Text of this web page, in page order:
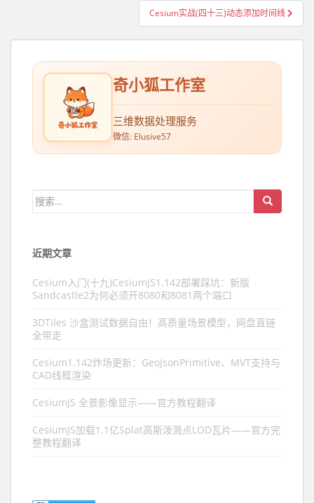
Cesium实战(四十三)动态添加时间线
奇小狐工作室
三维数据处理服务
微信: Elusive57
搜索：
近期文章
Cesium入门(十九)CesiumJS1.142部署踩坑：新版
Sandcastle2为何必须开8080和8081两个端口
3DTiles 沙盒测试数据自由！高质量场景模型，网盘直链
全带走
Cesium1.142炸场更新：GeoJsonPrimitive、MVT支持与
CAD线框渲染
CesiumJS 全景影像显示——官方教程翻译
CesiumJS加载1.1亿Splat高斯泼溅点LOD瓦片——官方完
整教程翻译